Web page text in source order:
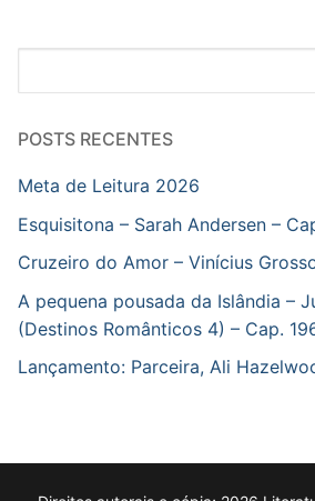
POSTS RECENTES
Meta de Leitura 2026
Esquisitona – Sarah Andersen –
Cruzeiro do Amor – Vinícius
A pequena pousada da Islândia –
(Destinos Românticos 4) – Cap.
Lançamento: Parceira, Ali